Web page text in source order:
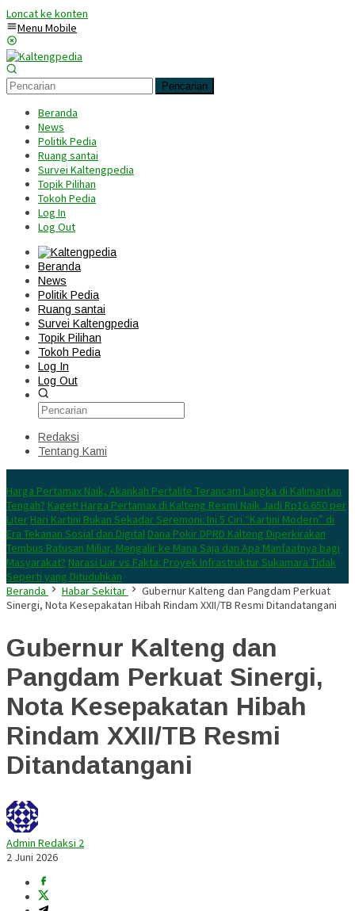
Loncat ke konten
Menu Mobile
Pencarian
Beranda
News
Politik Pedia
Ruang santai
Survei Kaltengpedia
Topik Pilihan
Tokoh Pedia
Log In
Log Out
Beranda
News
Politik Pedia
Ruang santai
Survei Kaltengpedia
Topik Pilihan
Tokoh Pedia
Log In
Log Out
Redaksi
Tentang Kami
Harga Pertamax Naik, Akankah Pertalite Terancam Langka di Kalimantan
Tengah? Kaget! Harga Pertamax di Kalteng Resmi Naik Jadi Rp16.650 per
Liter Hari Kartini Bukan Sekadar Seremoni: Ini 5 Ciri “Kartini Modern” di
Era Tekanan Sosial dan Digital Dana Pokir DPRD Kalteng Diperkirakan
Tembus Ratusan Miliar, Mengalir ke Mana Saja dan Apa Manfaatnya bagi
Masyarakat? Narasi Liar vs Fakta: Proyek Infrastruktur Sukamara Tidak
Seperti yang Dituduhkan
Beranda
Habar Sekitar
Gubernur Kalteng dan Pangdam Perkuat
Sinergi, Nota Kesepakatan Hibah Rindam XXII/TB Resmi Ditandatangani
Gubernur Kalteng dan
Pangdam Perkuat Sinergi,
Nota Kesepakatan Hibah
Rindam XXII/TB Resmi
Ditandatangani
Admin Redaksi 2
2 Juni 2026